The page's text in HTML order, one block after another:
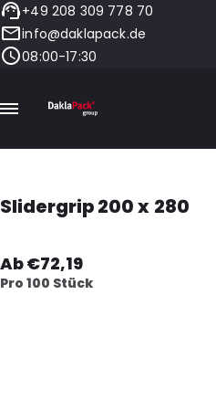
+49 208 309 778 70
info@daklapack.de
08:00-17:30
Slidergrip 200 x 280
Ab €72,19
Pro 100 Stück